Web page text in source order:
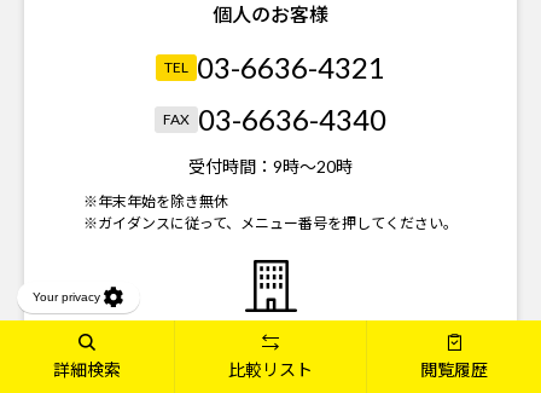
個人のお客様
TEL 03-6636-4321
FAX 03-6636-4340
受付時間： 9時～20時
※年末年始を除き無休
※ガイダンスに従って、メニュー番号を押してください。
法人のお客様
詳細検索 比較リスト 閲覧履歴